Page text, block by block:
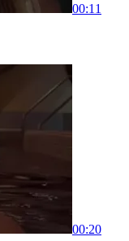
00:11
00:20